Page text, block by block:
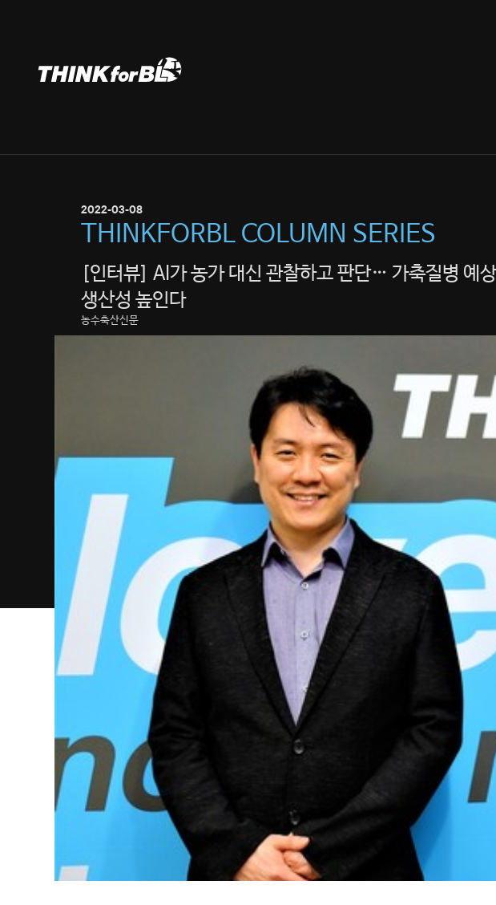
01 WHO WE ARE
COMPANY
WHAT WE DO
2022-03-08
THINKFORBL COLUMN SERIES
[인터뷰] AI가 농가 대신 관찰하고 판단… 가축질병 예
생산성 높인다
농수축산신문